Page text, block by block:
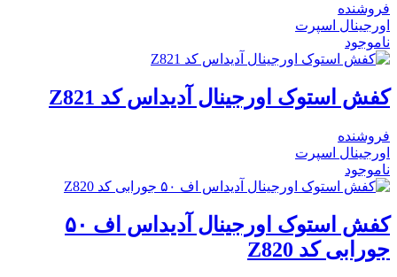
فروشنده
اورجینال اسپرت
ناموجود
کفش استوک اورجینال آدیداس کد Z821
فروشنده
اورجینال اسپرت
ناموجود
کفش استوک اورجینال آدیداس اف ۵۰
جورابی کد Z820